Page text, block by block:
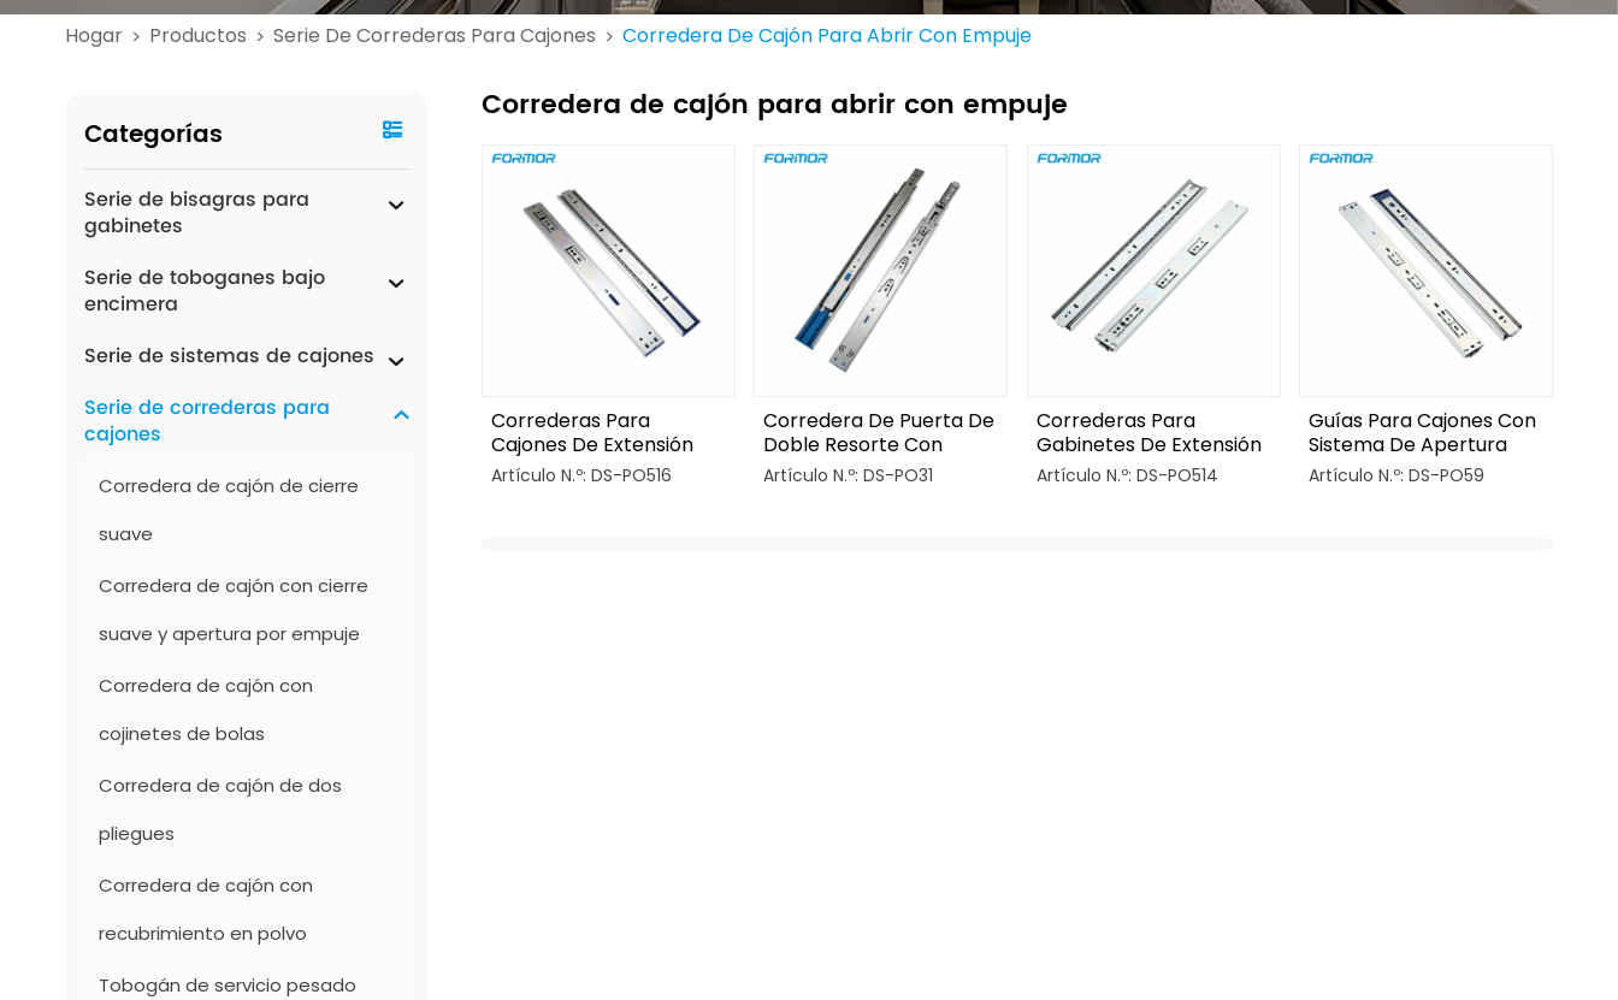
Hogar > Productos > Serie De Correderas Para Cajones > Corredera De Cajón Para Abrir Con Empuje
Categorías
Serie de bisagras para
gabinetes
Serie de toboganes bajo
encimera
Serie de sistemas de cajones
Serie de correderas para
cajones
Corredera de cajón de cierre
suave
Corredera de cajón con cierre
suave y apertura por empuje
Corredera de cajón con
cojinetes de bolas
Corredera de cajón de dos
pliegues
Corredera de cajón con
recubrimiento en polvo
Tobogán de servicio pesado
Corredera de cajón para abrir con empuje
Correderas Para
Cajones De Extensión
Completa De 3 Pliegues
Artículo N.º: DS-PO516
Corredera De Puerta De
Doble Resorte Con
Apertura Por Presión
Artículo N.º: DS-PO31
Correderas Para
Gabinetes De Extensión
Completa Con Apertura
Artículo N.º: DS-PO514
Guías Para Cajones Con
Sistema De Apertura
Por Presión Y Riel De
Artículo N.º: DS-PO59